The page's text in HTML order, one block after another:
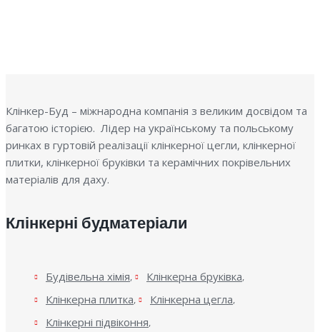
Клінкер-Буд – міжнародна компанія з великим досвідом та
багатою історією. Лідер на українському та польському
ринках в гуртовій реалізації клінкерної цегли, клінкерної
плитки, клінкерної бруківки та керамічних покрівельних
матеріалів для даху.
Клінкерні будматеріали
Будівельна хімія
Клінкерна бруківка
Клінкерна плитка
Клінкерна цегла
Клінкерні підвіконня